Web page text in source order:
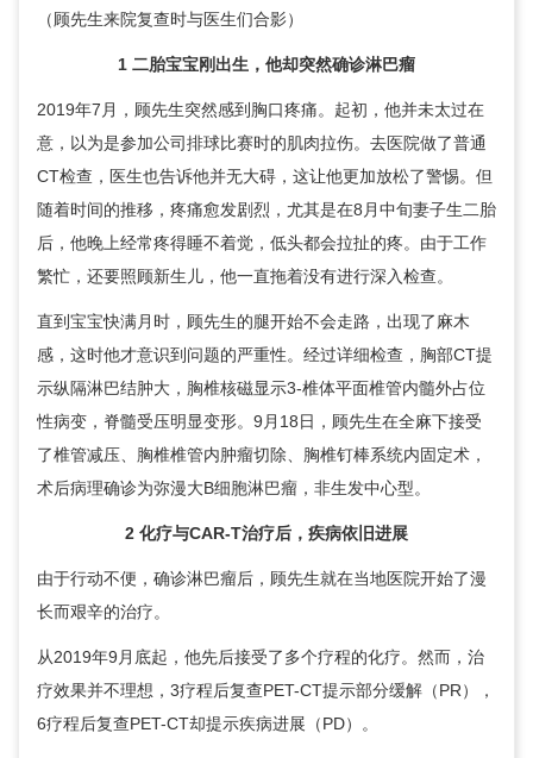
（顾先生来院复查时与医生们合影）
1 二胎宝宝刚出生，他却突然确诊淋巴瘤
2019年7月，顾先生突然感到胸口疼痛。起初，他并未太过在
意，以为是参加公司排球比赛时的肌肉拉伤。去医院做了普通
CT检查，医生也告诉他并无大碍，这让他更加放松了警惕。但
随着时间的推移，疼痛愈发剧烈，尤其是在8月中旬妻子生二胎
后，他晚上经常疼得睡不着觉，低头都会拉扯的疼。由于工作
繁忙，还要照顾新生儿，他一直拖着没有进行深入检查。
直到宝宝快满月时，顾先生的腿开始不会走路，出现了麻木
感，这时他才意识到问题的严重性。经过详细检查，胸部CT提
示纵隔淋巴结肿大，胸椎核磁显示3-椎体平面椎管内髓外占位
性病变，脊髓受压明显变形。9月18日，顾先生在全麻下接受
了椎管减压、胸椎椎管内肿瘤切除、胸椎钉棒系统内固定术，
术后病理确诊为弥漫大B细胞淋巴瘤，非生发中心型。
2 化疗与CAR-T治疗后，疾病依旧进展
由于行动不便，确诊淋巴瘤后，顾先生就在当地医院开始了漫
长而艰辛的治疗。
从2019年9月底起，他先后接受了多个疗程的化疗。然而，治
疗效果并不理想，3疗程后复查PET-CT提示部分缓解（PR），
6疗程后复查PET-CT却提示疾病进展（PD）。